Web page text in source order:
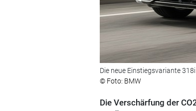
Die neue Einstiegsvariante
© Foto: BMW
Die Verschärfung der